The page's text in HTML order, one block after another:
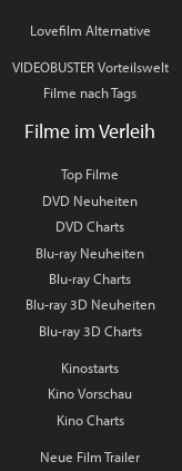
Lovefilm Alternative
VIDEOBUSTER Vorteilswelt
Filme nach Tags
Filme im Verleih
Top Filme
DVD Neuheiten
DVD Charts
Blu-ray Neuheiten
Blu-ray Charts
Blu-ray 3D Neuheiten
Blu-ray 3D Charts
Kinostarts
Kino Vorschau
Kino Charts
Neue Film Trailer